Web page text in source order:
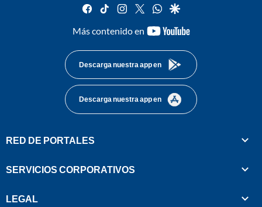
facebook
tiktok instagram
twitterwhatsapp
google
Más contenido en
youtube-
Descarga nuestra app en
Descarga nuestra app en
RED DE PORTALES
SERVICIOS CORPORATIVOS
LEGAL